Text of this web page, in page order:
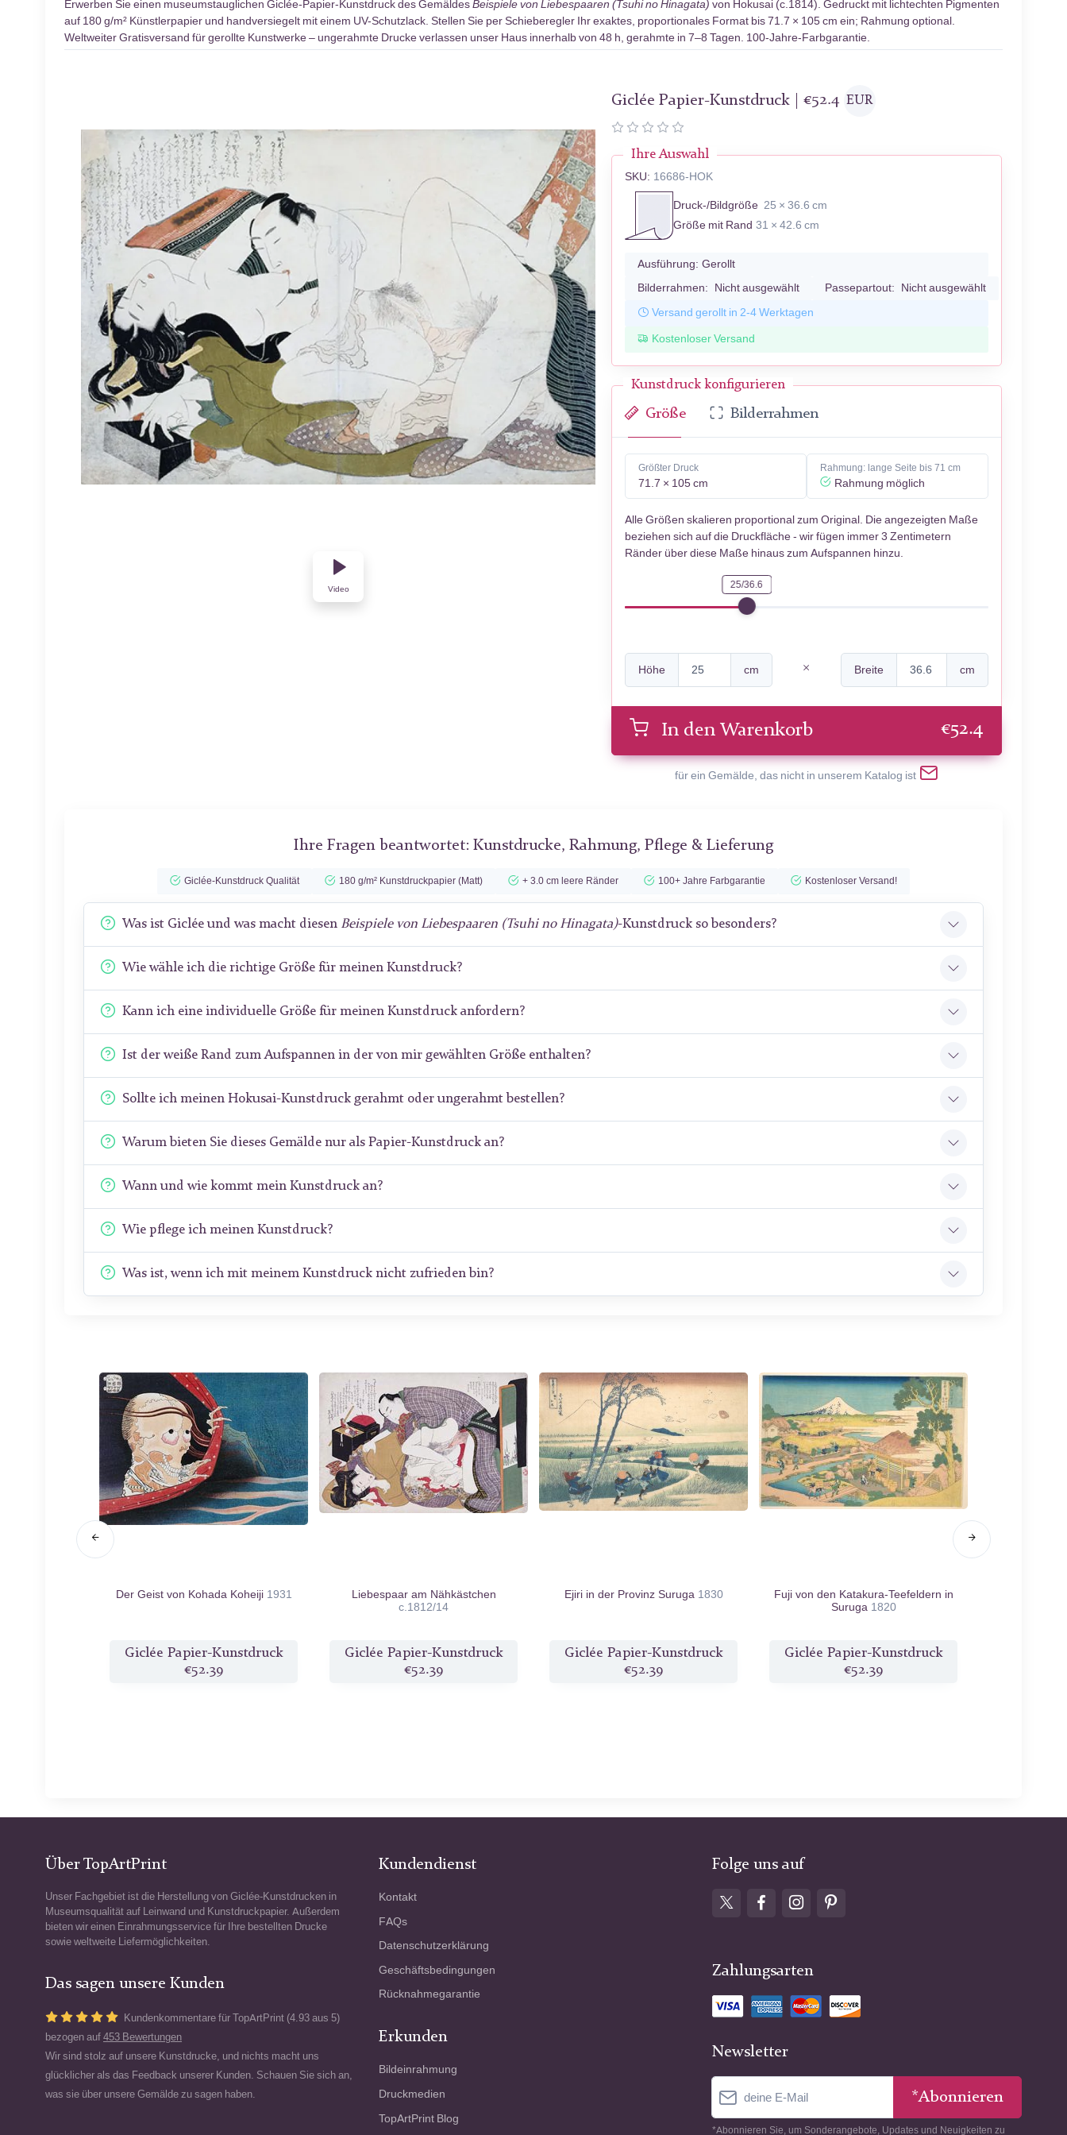
Erwerben Sie einen museumstauglichen Giclée-Papier-Kunstdruck des GemäldesBeispiele von Liebespaaren (Tsuhi no Hinagata) von Hokusai (c.1814). Gedruckt mit lichtechten Pigmenten
auf 180 g/m² Künstlerpapier und handversiegelt mit einem UV-Schutzlack. Stellen Sie per Schieberegler Ihr exaktes, proportionales Format bis 71.7 × 105 cm ein; Rahmung optional.
Weltweiter Gratisversand für gerollte Kunstwerke – ungerahmte Drucke verlassen unser Haus innerhalb von 48 h, gerahmte in 7–8 Tagen. 100-Jahre-Farbgarantie.
Video
Giclée Papier-Kunstdruck |€52.4 EUR
Ihre Auswahl
SKU: 16686-HOK
Druck-/Bildgröße 25 × 36.6 cm
Größe mit Rand 31 × 42.6 cm
Ausführung: Gerollt
Bilderrahmen: Nicht ausgewählt Passepartout: Nicht ausgewählt
Versand gerollt in 2-4 Werktagen
Kostenloser Versand
Kunstdruck konfigurieren
Größe Bilderrahmen
Größter Druck
71.7 × 105 cm
Rahmung: lange Seite bis 71 cm
Rahmung möglich
Alle Größen skalieren proportional zum Original. Die angezeigten Maße
beziehen sich auf die Druckfläche - wir fügen immer 3 Zentimetern
Ränder über diese Maße hinaus zum Aufspannen hinzu.
25/36.6
Höhe cm Breite cm
In den Warenkorb €52.4
für ein Gemälde, das nicht in unserem Katalog ist
Ihre Fragen beantwortet: Kunstdrucke, Rahmung, Pflege & Lieferung
Giclée-Kunstdruck Qualität 180 g/m² Kunstdruckpapier (Matt) + 3.0 cm leere Ränder 100+ Jahre Farbgarantie Kostenloser Versand!
Was ist Giclée und was macht diesen Beispiele von Liebespaaren (Tsuhi no Hinagata)-Kunstdruck so besonders?
Wie wähle ich die richtige Größe für meinen Kunstdruck?
Kann ich eine individuelle Größe für meinen Kunstdruck anfordern?
Ist der weiße Rand zum Aufspannen in der von mir gewählten Größe enthalten?
Sollte ich meinen Hokusai-Kunstdruck gerahmt oder ungerahmt bestellen?
Warum bieten Sie dieses Gemälde nur als Papier-Kunstdruck an?
Wann und wie kommt mein Kunstdruck an?
Wie pflege ich meinen Kunstdruck?
Was ist, wenn ich mit meinem Kunstdruck nicht zufrieden bin?
Der Geist von Kohada Koheiji 1931
Giclée Papier-Kunstdruck
€52.39
Liebespaar am Nähkästchen
c.1812/14
Giclée Papier-Kunstdruck
€52.39
Ejiri in der Provinz Suruga 1830
Giclée Papier-Kunstdruck
€52.39
Fuji von den Katakura-Teefeldern in
Suruga 1820
Giclée Papier-Kunstdruck
€52.39
Über TopArtPrint
Unser Fachgebiet ist die Herstellung von Giclée-Kunstdrucken in
Museumsqualität auf Leinwand und Kunstdruckpapier. Außerdem
bieten wir einen Einrahmungsservice für Ihre bestellten Drucke
sowie weltweite Liefermöglichkeiten.
Das sagen unsere Kunden
Kundenkommentare für TopArtPrint (4.93 aus 5)
bezogen auf 453 Bewertungen
Wir sind stolz auf unsere Kunstdrucke, und nichts macht uns
glücklicher als das Feedback unserer Kunden. Schauen Sie sich an,
was sie über unsere Gemälde zu sagen haben.
Kundendienst
Kontakt
FAQs
Datenschutzerklärung
Geschäftsbedingungen
Rücknahmegarantie
Erkunden
Bildeinrahmung
Druckmedien
TopArtPrint Blog
Folge uns auf
Zahlungsarten
Newsletter
*Abonnieren
*Abonnieren Sie, um Sonderangebote, Updates und Neuigkeiten zu